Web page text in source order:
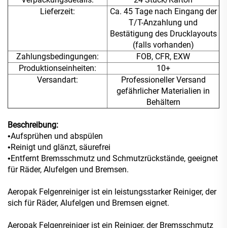
Lieferzeit:
Ca. 45 Tage nach Eingang der
T/T-Anzahlung und
Bestätigung des Drucklayouts
(falls vorhanden)
Zahlungsbedingungen:
FOB, CFR, EXW
Produktionseinheiten:
10+
Versandart:
Professioneller Versand
gefährlicher Materialien in
Behältern
Beschreibung:
•Aufsprühen und abspülen
•Reinigt und glänzt, säurefrei
•Entfernt Bremsschmutz und Schmutzrückstände, geeignet
für Räder, Alufelgen und Bremsen.
Aeropak Felgenreiniger ist ein leistungsstarker Reiniger, der
sich für Räder, Alufelgen und Bremsen eignet.
Aeropak Felgenreiniger ist ein Reiniger, der Bremsschmutz